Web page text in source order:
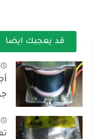
قد يعجبك ايضا